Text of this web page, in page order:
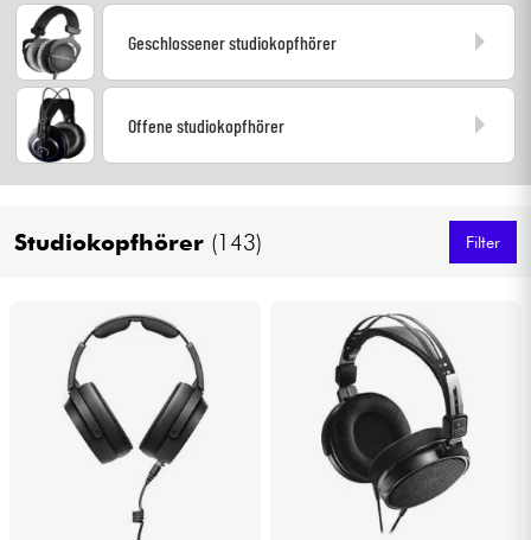
Verstärker & Effekte
Synths & samplers
Studio
DJ
Live-Sound
Geschlossener studiokopfhörer
Offene studiokopfhörer
Studiokopfhörer (143) Filter